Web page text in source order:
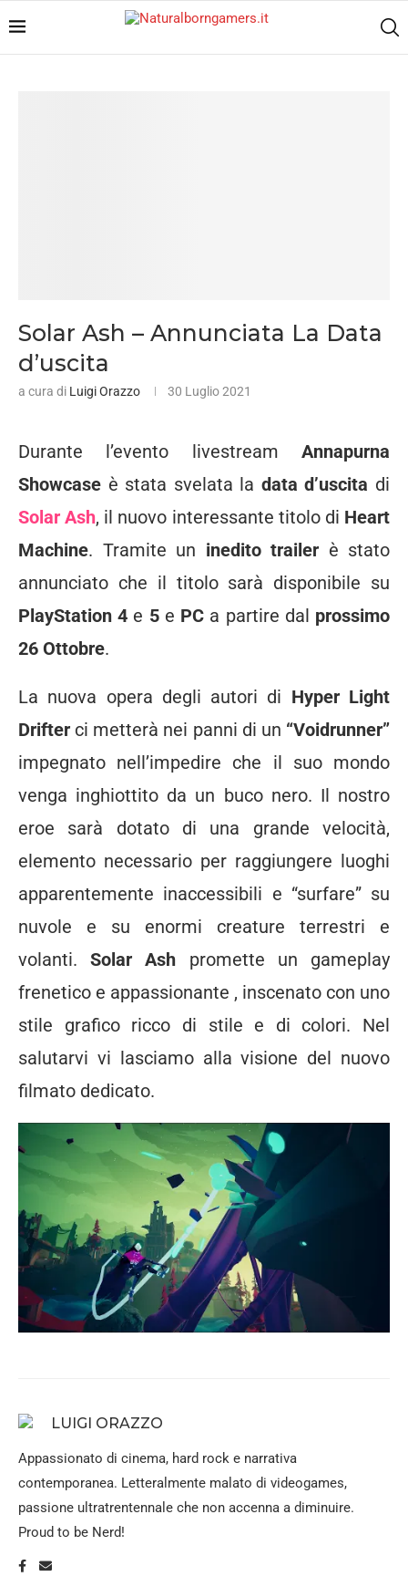
Solar Ash – Annunciata La Data
d’uscita
a cura di Luigi Orazzo 30 Luglio 2021
Durante l’evento livestream Annapurna
Showcase è stata svelata la data d’uscita di
Solar Ash, il nuovo interessante titolo di Heart
Machine. Tramite un inedito trailer è stato
annunciato che il titolo sarà disponibile su
PlayStation 4 e 5e PC a partire dal prossimo
26 Ottobre.
La nuova opera degli autori di Hyper Light
Drifter ci metterà nei panni di un “Voidrunner”
impegnato nell’impedire che il suo mondo
venga inghiottito da un buco nero. Il nostro
eroe sarà dotato di una grande velocità,
elemento necessario per raggiungere luoghi
apparentemente inaccessibili e “surfare” su
nuvole e su enormi creature terrestri e
volanti.Solar Ash promette un gameplay
frenetico e appassionante , inscenato con uno
stile grafico ricco di stile e di colori. Nel
salutarvi vi lasciamo alla visione del nuovo
filmato dedicato.
LUIGI ORAZZO
Appassionato di cinema, hard rock e narrativa
contemporanea. Letteralmente malato di videogames,
passione ultratrentennale che non accenna a diminuire.
Proud to be Nerd!